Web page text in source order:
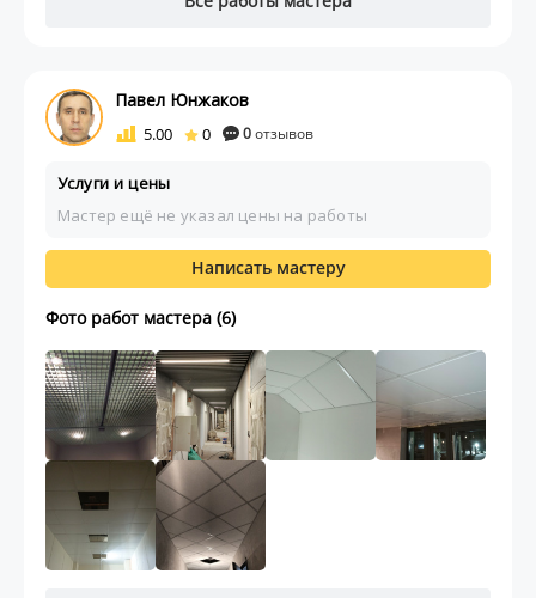
Павел Юнжаков
5.00 0 0отзывов
Услуги и цены
Мастер ещё не указал цены на работы
Написать мастеру
Фото работ мастера (6)